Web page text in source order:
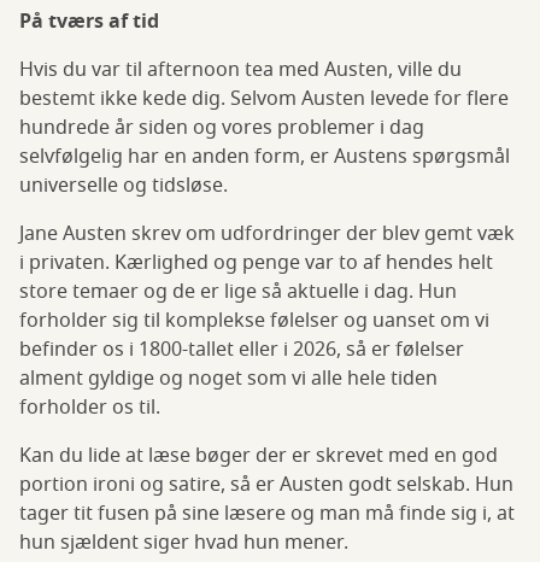
På tværs af tid
Hvis du var til afternoon tea med Austen, ville du
bestemt ikke kede dig. Selvom Austen levede for flere
hundrede år siden og vores problemer i dag
selvfølgelig har en anden form, er Austens spørgsmål
universelle og tidsløse.
Jane Austen skrev om udfordringer der blev gemt væk
i privaten. Kærlighed og penge var to af hendes helt
store temaer og de er lige så aktuelle i dag. Hun
forholder sig til komplekse følelser og uanset om vi
befinder os i 1800-tallet eller i 2026, så er følelser
alment gyldige og noget som vi alle hele tiden
forholder os til.
Kan du lide at læse bøger der er skrevet med en god
portion ironi og satire, så er Austen godt selskab. Hun
tager tit fusen på sine læsere og man må finde sig i, at
hun sjældent siger hvad hun mener.